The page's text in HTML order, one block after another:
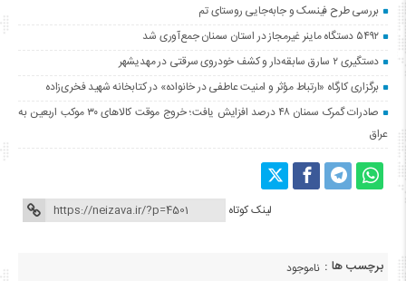
بررسی طرح فینسک و جابه‌جایی روستای تم
۵۴۹۲ دستگاه ماینر غیرمجاز در استان سمنان جمع‌آوری شد
دستگیری ۲ سارق سابقه‌دار و کشف خودروی سرقتی در مهدیشهر
برگزاری کارگاه «ارتباط مؤثر و امنیت عاطفی در خانواده» در کتابخانه شهید فخری‌زاده
صادرات گمرک سمنان ۴۸ درصد افزایش یافت؛ خروج موقت کالاهای ۳۰ موکب اربعین به
عراق
لینک کوتاه
برچسب ها : ناموجود